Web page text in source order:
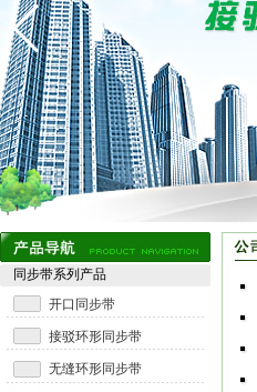
同步带系列产品
开口同步带
接驳环形同步带
无缝环形同步带